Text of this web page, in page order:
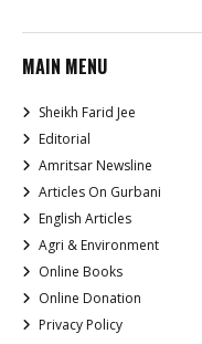
MAIN MENU
Sheikh Farid Jee
Editorial
Amritsar Newsline
Articles On Gurbani
English Articles
Agri & Environment
Online Books
Online Donation
Privacy Policy